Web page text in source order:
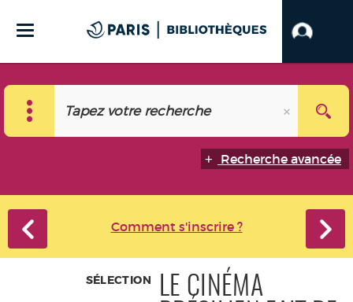
Recherche avancée
Comment s'inscrire ?
SÉLECTION
LE CINÉMA